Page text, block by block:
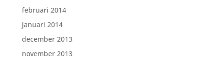
februari 2014
januari 2014
december 2013
november 2013